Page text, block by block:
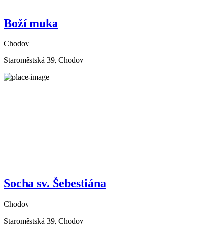
Boží muka
Chodov
Staroměstská 39, Chodov
Socha sv. Šebestiána
Chodov
Staroměstská 39, Chodov